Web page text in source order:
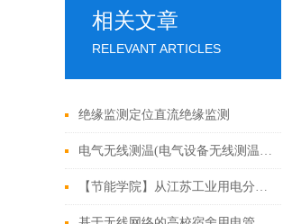
相关文章
RELEVANT ARTICLES
绝缘监测定位直流绝缘监测
电气无线测温(电气设备无线测温)介绍
【节能学院】从江苏工业用电分时电价机制调整看转供电用户电能计费